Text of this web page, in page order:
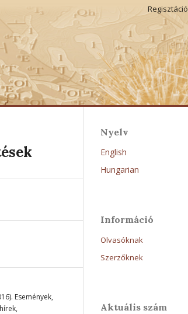
Regisztáció
Események,
Nyelv
English
Hungarian
Információ
Olvasóknak
Szerzőknek
Aktuális szám